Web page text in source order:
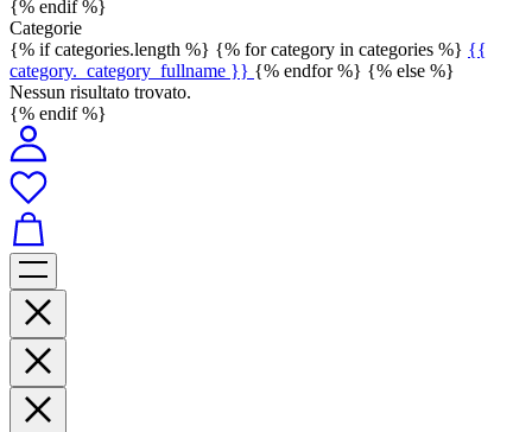
{% endif %}
Categorie
{% if categories.length %} {% for category in categories %} {{
category._category_fullname }} {% endfor %} {% else %}
Nessun risultato trovato.
{% endif %}